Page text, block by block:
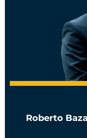
Roberto